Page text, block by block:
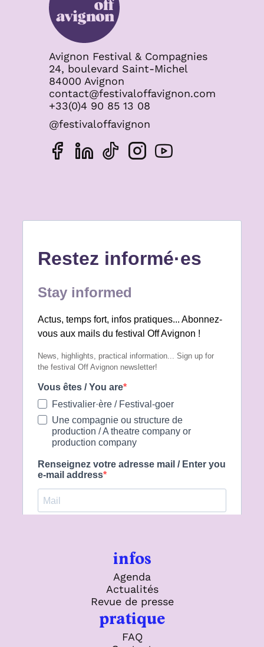
Avignon Festival & Compagnies
24, boulevard Saint-Michel
84000 Avignon
contact@festivaloffavignon.com
+33(0)4 90 85 13 08
@festivaloffavignon
infos
Agenda
Actualités
Revue de presse
pratique
FAQ